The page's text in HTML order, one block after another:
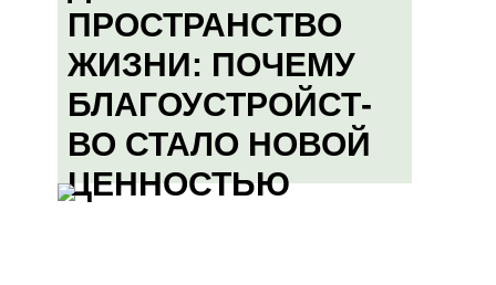
ПРОСТРАНСТВО
ЖИЗНИ: ПОЧЕМУ
БЛАГОУСТРОЙСТ-
ВО СТАЛО НОВОЙ
ЦЕННОСТЬЮ